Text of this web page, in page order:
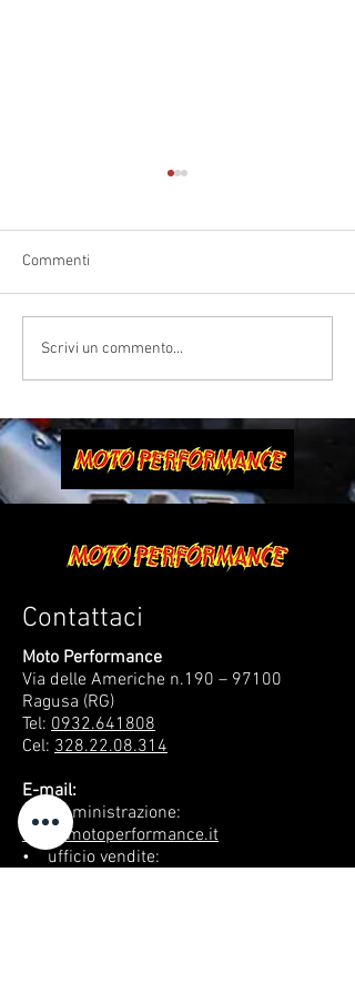
Tuareg
Commenti
Scrivi un commento...
Contattaci
Moto Performance
Via delle Americhe n.190 – 97100
Ragusa (RG)
Tel: 0932.641808
Cel: 328.22.08.314
E-mail:
• amministrazione:
info@motoperformance.it
• ufficio vendite: